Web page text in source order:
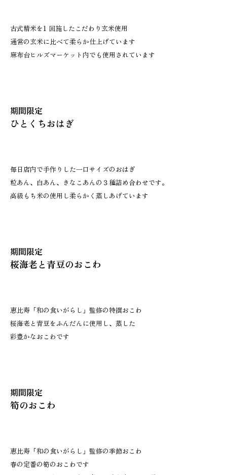
古式精米を1 回施したこだわり玄米使用
通常の玄米に比べて柔らか仕上げています
麻布台ヒルズマーケット内でも使用されています
期間限定
ひとくちおはぎ
毎日店内で手作りした一口サイズのおはぎ
粒あん、白あん、きなこあんの３種詰め合わせです。
高級もち米の使用し柔らかく蒸しあげています
期間限定
桜海老と青豆のおこわ
恵比寿「和の食いがらし」監修の特撰おこわ
桜海老と青豆をふんだんに使用し、蒸した
彩豊かなおこわです
期間限定
筍のおこわ
恵比寿「和の食いがらし」監修の季節おこわ
春の定番の筍のおこわです